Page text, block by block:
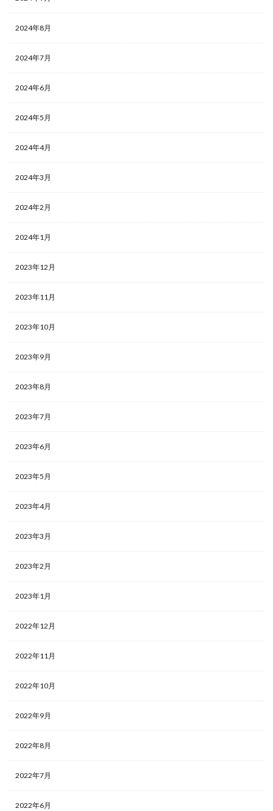
2024年8月
2024年7月
2024年6月
2024年5月
2024年4月
2024年3月
2024年2月
2024年1月
2023年12月
2023年11月
2023年10月
2023年9月
2023年8月
2023年7月
2023年6月
2023年5月
2023年4月
2023年3月
2023年2月
2023年1月
2022年12月
2022年11月
2022年10月
2022年9月
2022年8月
2022年7月
2022年6月